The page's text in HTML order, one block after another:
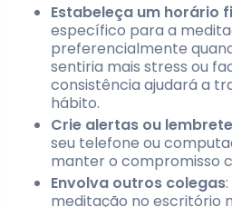
Estabeleça um horário
específico para a
preferencialmente
sentiria mais stress ou
consistência ajudará a
hábito.
Crie alertas ou
seu telefone ou
manter o compromisso
Envolva outros colegas
meditação no escritório